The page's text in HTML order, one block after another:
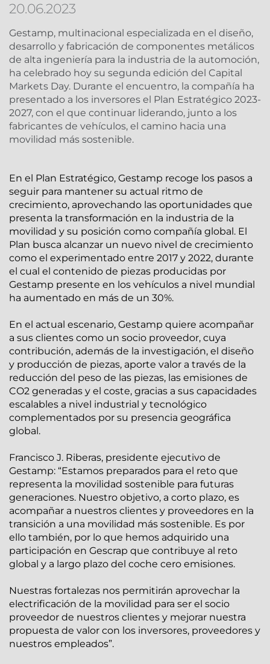
20.06.2023
Gestamp, multinacional especializada en el diseño,
desarrollo y fabricación de componentes metálicos
de alta ingeniería para la industria de la automoción,
ha celebrado hoy su segunda edición del Capital
Markets Day. Durante el encuentro, la compañía ha
presentado a los inversores el Plan Estratégico 2023-
2027, con el que continuar liderando, junto a los
fabricantes de vehículos, el camino hacia una
movilidad más sostenible.
En el Plan Estratégico, Gestamp recoge los pasos a
seguir para mantener su actual ritmo de
crecimiento, aprovechando las oportunidades que
presenta la transformación en la industria de la
movilidad y su posición como compañía global. El
Plan busca alcanzar un nuevo nivel de crecimiento
como el experimentado entre 2017 y 2022, durante
el cual el contenido de piezas producidas por
Gestamp presente en los vehículos a nivel mundial
ha aumentado en más de un 30%.
En el actual escenario, Gestamp quiere acompañar
a sus clientes como un socio proveedor, cuya
contribución, además de la investigación, el diseño
y producción de piezas, aporte valor a través de la
reducción del peso de las piezas, las emisiones de
CO2 generadas y el coste, gracias a sus capacidades
escalables a nivel industrial y tecnológico
complementados por su presencia geográfica
global.
Francisco J. Riberas, presidente ejecutivo de
Gestamp: “Estamos preparados para el reto que
representa la movilidad sostenible para futuras
generaciones. Nuestro objetivo, a corto plazo, es
acompañar a nuestros clientes y proveedores en la
transición a una movilidad más sostenible. Es por
ello también, por lo que hemos adquirido una
participación en Gescrap que contribuye al reto
global y a largo plazo del coche cero emisiones.
Nuestras fortalezas nos permitirán aprovechar la
electrificación de la movilidad para ser el socio
proveedor de nuestros clientes y mejorar nuestra
propuesta de valor con los inversores, proveedores y
nuestros empleados”.